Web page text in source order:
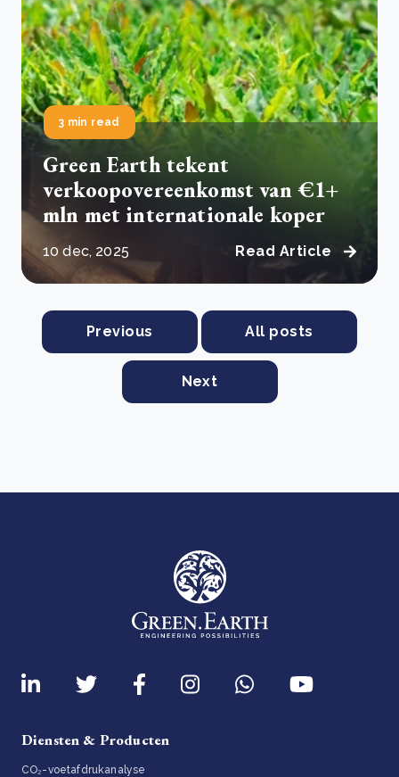
3 min read
Green Earth tekent
verkoopovereenkomst van €1+
mln met internationale koper
10 dec, 2025 Read Article
Previous All posts
Next
Diensten & Producten
CO₂-voetafdrukanalyse